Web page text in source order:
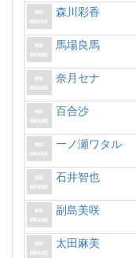
森川彩香
馬場良馬
奈月セナ
百合沙
一ノ瀬ワタル
石井智也
副島美咲
太田麻美